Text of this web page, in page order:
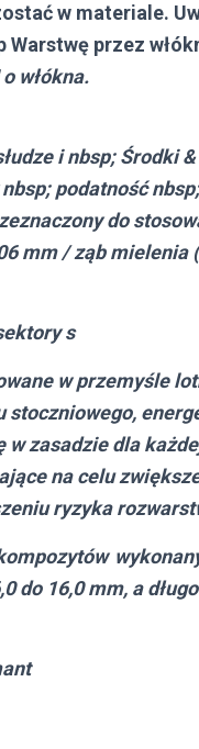
w materiale.
przez
o włókna.
i nbsp; Środki
podatność
do
mm / ząb mielenia
s
w przemyśle
stoczniowego,
w zasadzie dla
na celu
ryzyka
do 16,0 mm, a